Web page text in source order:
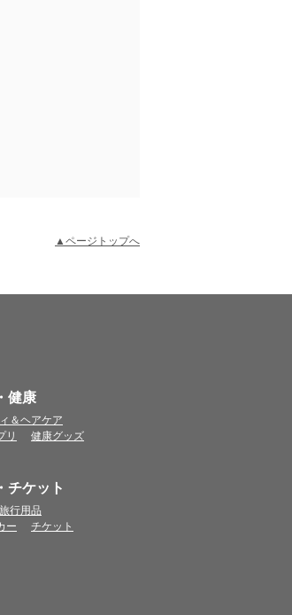
ただけない場合があり
ご利用ください。
数をプレミアムポイ
付与時期はショップご
数と付与ポイント数
▲ページトップへ
健康
＆ヘアケア
リ
健康グッズ
チケット
旅行用品
ー
チケット